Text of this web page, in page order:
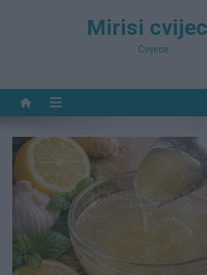
Mirisi
Cvijece